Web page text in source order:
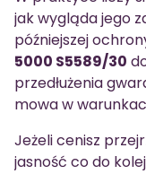
jak wygląda jego
późniejszej
5000 S5589/30
przedłużenia
mowa w
Jeżeli cenisz
jasność co do